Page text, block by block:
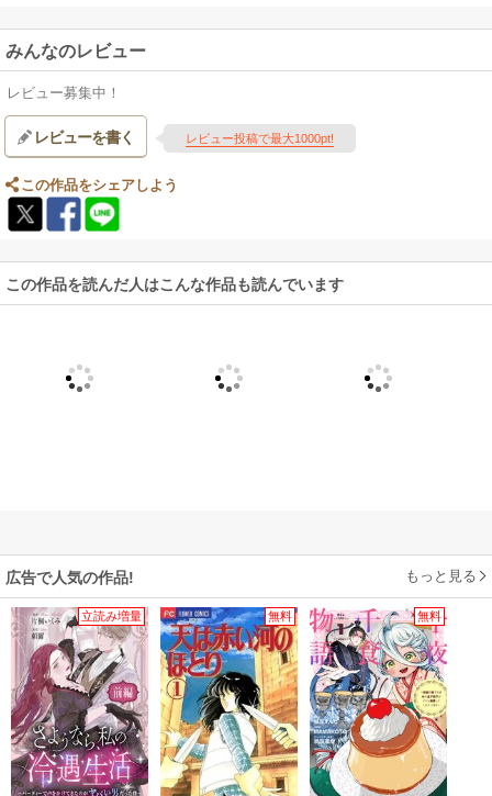
みんなのレビュー
レビュー募集中！
レビューを書く レビュー投稿で最大1000pt!
この作品をシェアしよう
この作品を読んだ人はこんな作品も読んでいます
広告で人気の作品! もっと見る
立読み増量 無料 無料